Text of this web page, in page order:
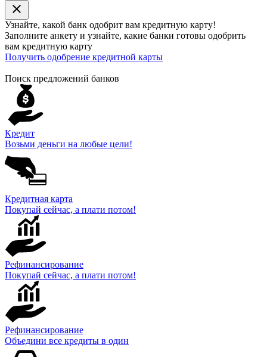
close
Узнайте, какой банк одобрит вам кредитную карту!
Заполните анкету и узнайте, какие банки готовы одобрить
вам кредитную карту
Получить одобрение кредитной карты
Поиск предложений банков
Кредит
Возьми деньги на любые цели!
Кредитная карта
Покупай сейчас, а плати потом!
Рефинансирование
Покупай сейчас, а плати потом!
Рефинансирование
Объедини все кредиты в один